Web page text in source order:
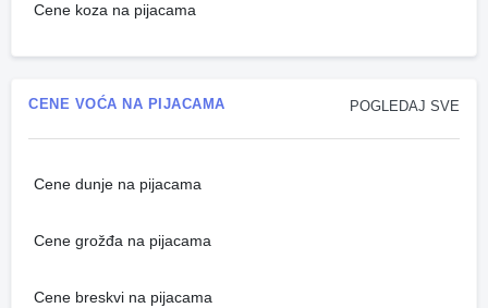
Cene koza na pijacama
POGLEDAJ SVE
CENE VOĆA NA PIJACAMA
Cene dunje na pijacama
Cene grožđa na pijacama
Cene breskvi na pijacama